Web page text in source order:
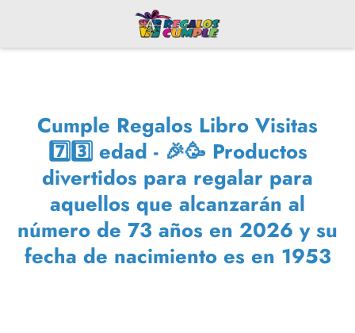
Cumple Regalos Libro Visitas
7️⃣3️⃣ edad - 🎉🥳 Productos
divertidos para regalar para
aquellos que alcanzarán al
número de 73 años en 2026 y su
fecha de nacimiento es en 1953